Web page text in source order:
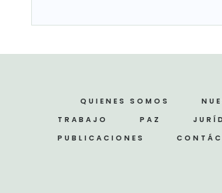
QUIENES SOMOS
TRABAJO
PAZ
PUBLICACIONES